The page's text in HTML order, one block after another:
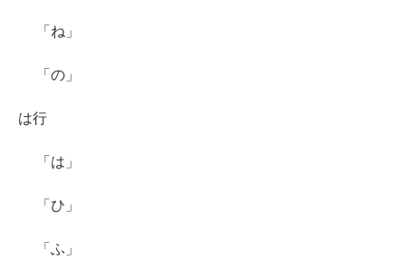
「ね」
「の」
は行
「は」
「ひ」
「ふ」